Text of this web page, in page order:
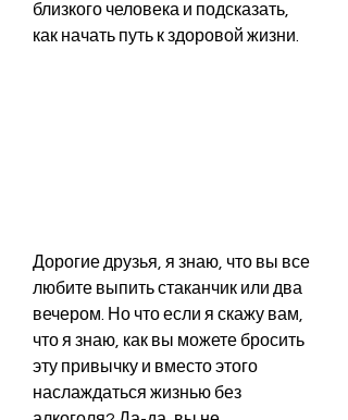
близкого человека и подсказать,
как начать путь к здоровой жизни.
Дорогие друзья, я знаю, что вы все
любите выпить стаканчик или два
вечером. Но что если я скажу вам,
что я знаю, как вы можете бросить
эту привычку и вместо этого
наслаждаться жизнью без